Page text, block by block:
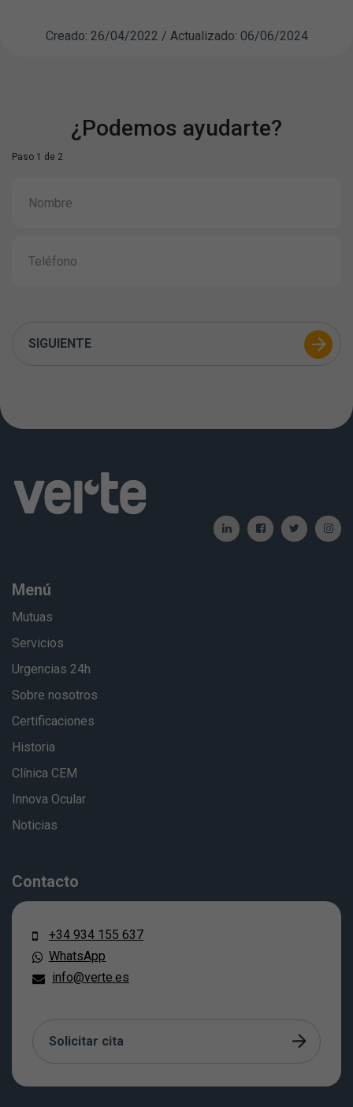
Creado: 26/04/2022 / Actualizado: 06/06/2024
¿Podemos ayudarte?
Paso 1 de 2
SIGUIENTE
Menú
Mutuas
Servicios
Urgencias 24h
Sobre nosotros
Certificaciones
Historia
Clínica CEM
Innova Ocular
Noticias
Contacto
+34 934 155 637
WhatsApp
info@verte.es
Solicitar cita